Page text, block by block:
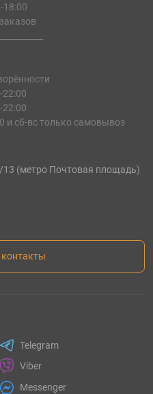
18:00
22:00
22:00
и сб-вс только самовывоз
13 (метро Почтовая площадь)
контакты
Telegram
Viber
Messenger